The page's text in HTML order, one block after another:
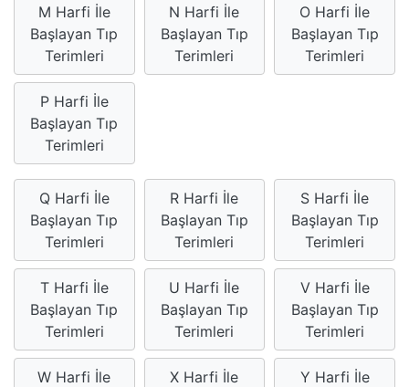
M Harfi İle
Başlayan Tıp
Terimleri
N Harfi İle
Başlayan Tıp
Terimleri
O Harfi İle
Başlayan Tıp
Terimleri
P Harfi İle
Başlayan Tıp
Terimleri
Q Harfi İle
Başlayan Tıp
Terimleri
R Harfi İle
Başlayan Tıp
Terimleri
S Harfi İle
Başlayan Tıp
Terimleri
T Harfi İle
Başlayan Tıp
Terimleri
U Harfi İle
Başlayan Tıp
Terimleri
V Harfi İle
Başlayan Tıp
Terimleri
W Harfi İle
X Harfi İle
Y Harfi İle